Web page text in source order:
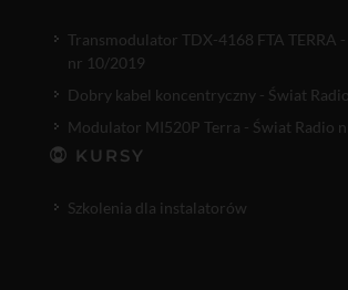
Transmodulator TDX-4168 FTA TERRA
nr 10/2019
Dobry kabel koncentryczny - Świat
Modulator MI520P Terra - Świat Radio
KURSY
Szkolenia dla instalatorów